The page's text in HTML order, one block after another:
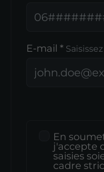
E-mail *
En
j'accepte
saisies
cadre